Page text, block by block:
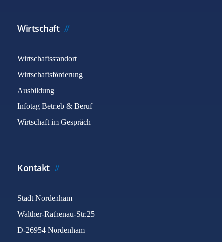
Wirtschaft
Wirtschaftsstandort
Wirtschaftsförderung
Ausbildung
Infotag Betrieb & Beruf
Wirtschaft im Gespräch
Kontakt
Stadt Nordenham
Walther-Rathenau-Str.25
D-26954 Nordenham